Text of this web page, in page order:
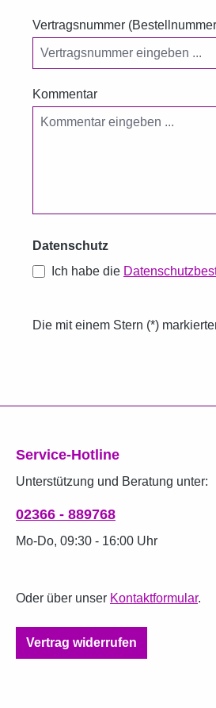
Vertragsnummer
Kommentar
Datenschutz
Ich habe die
Die mit einem Stern (*)
Service-Hotline
Unterstützung und Beratung unter:
02366 - 889768
Mo-Do, 09:30 - 16:00 Uhr
Oder über unser Kontaktformular.
Vertrag widerrufen